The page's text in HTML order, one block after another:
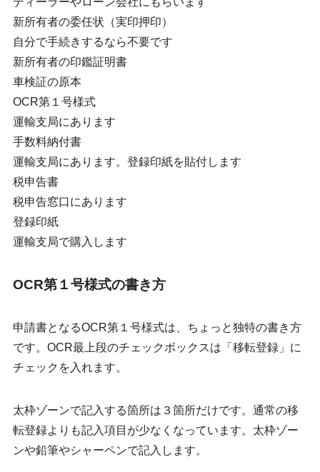
新所有者の委任状（実印押印）
自分で手続きするなら不要です
新所有者の印鑑証明書
車検証の原本
OCR第１号様式
運輸支局にあります
手数料納付書
運輸支局にあります。登録印紙を貼付します
税申告書
税申告窓口にあります
登録印紙
運輸支局で購入します
OCR第１号様式の書き方
申請書となるOCR第１号様式は、ちょっと独特の書き方
です。OCR最上段のチェックボックスは「移転登録」に
チェックを入れます。
太枠ゾーンで記入する箇所は３箇所だけです。通常の移
転登録よりも記入項目が少なくなっています。太枠ゾー
ンや鉛筆やシャーペンで記入します。